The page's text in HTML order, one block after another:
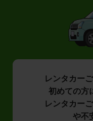
レンタカー
初めての方
レンタカー
や不